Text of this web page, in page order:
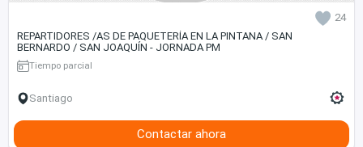
24
REPARTIDORES /AS DE PAQUETERÍA EN LA PINTANA / SAN
BERNARDO / SAN JOAQUÍN - JORNADA PM
Tiempo parcial
Santiago
Contactar ahora